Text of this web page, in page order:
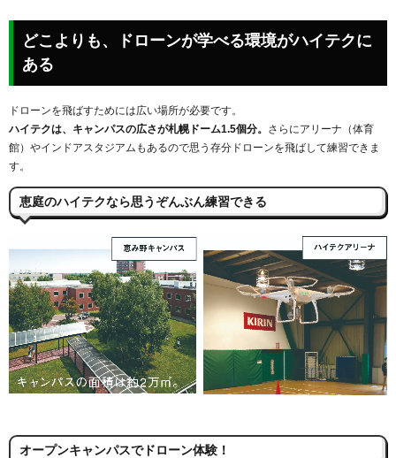
どこよりも、ドローンが学べる環境がハイテクに
ある
ドローンを飛ばすためには広い場所が必要です。
ハイテクは、キャンパスの広さが札幌ドーム1.5個分。 さらにアリーナ（体育
館）やインドアスタジアムもあるので思う存分ドローンを飛ばして練習できま
す。
恵庭のハイテクなら思うぞんぶん練習できる
オープンキャンパスでドローン体験！